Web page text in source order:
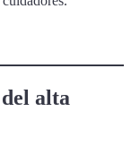
del alta